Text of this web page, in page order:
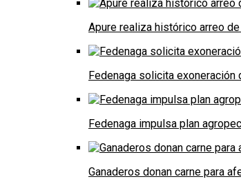
Apure realiza histórico arreo
Fedenaga solicita
Fedenaga impulsa plan
Ganaderos donan carne para